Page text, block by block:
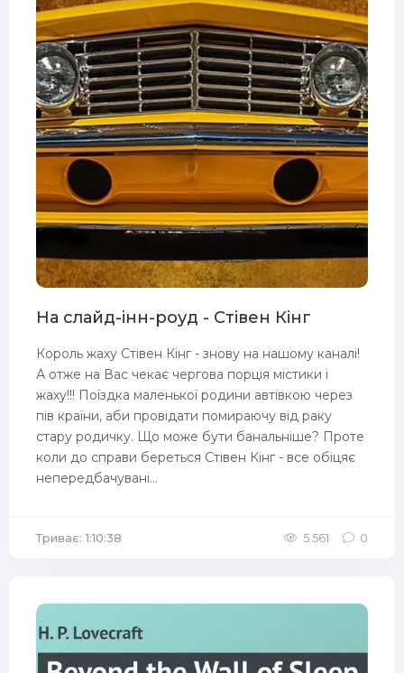
На слайд-інн-роуд - Стівен Кінг
Король жаху Стівен Кінг - знову на нашому каналі!
А отже на Вас чекає чергова порція містики і
жаху!!! Поїздка маленької родини автівкою через
пів країни, аби провідати помираючу від раку
стару родичку. Що може бути банальніше? Проте
коли до справи береться Стівен Кінг - все обіцяє
непередбачувані...
Триває: 1:10:38 5 561 0